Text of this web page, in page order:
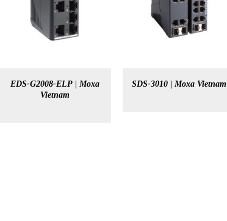
EDS-G2008-ELP | Moxa
Vietnam
SDS-3010 | Moxa Vietnam